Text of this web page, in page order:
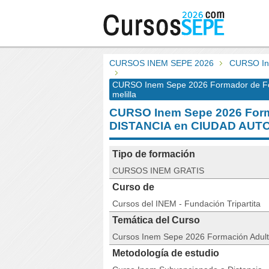
CURSOS INEM SEPE 2026 CURSO
CURSO Inem Sepe 2026 Formador de
melilla
CURSO Inem Sepe 2026
DISTANCIA en CIUDAD
Tipo de formación
CURSOS INEM GRATIS
Curso de
Cursos del INEM - Fundación Tripartita
Temática del Curso
Cursos Inem Sepe 2026 Formación
Metodología de estudio